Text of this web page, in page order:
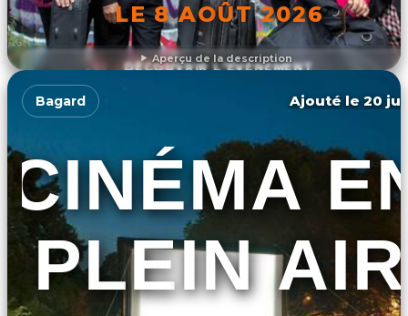
Aperçu de la description
LE 8 AOÛT 2026
DÉCOUVRIR L'ÉVÉNEMENT
Bagard Ajouté le 20
CINÉMA
PLEIN AIR